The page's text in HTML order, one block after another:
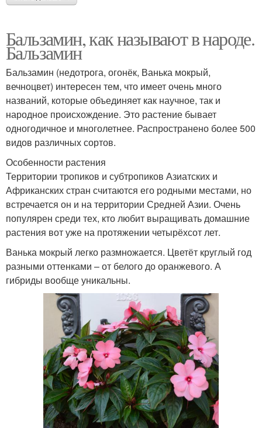
Бальзамин, как называют в народе.
Бальзамин
Бальзамин (недотрога, огонёк, Ванька мокрый,
вечноцвет) интересен тем, что имеет очень много
названий, которые объединяет как научное, так и
народное происхождение. Это растение бывает
одногодичное и многолетнее. Распространено более 500
видов различных сортов.
Особенности растения
Территории тропиков и субтропиков Азиатских и
Африканских стран считаются его родными местами, но
встречается он и на территории Средней Азии. Очень
популярен среди тех, кто любит выращивать домашние
растения вот уже на протяжении четырёхсот лет.
Ванька мокрый легко размножается. Цветёт круглый год
разными оттенками – от белого до оранжевого. А
гибриды вообще уникальны.